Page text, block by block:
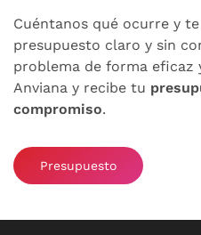
Cuéntanos qué ocurre y
presupuesto claro y sin
problema de forma eficaz
Anviana y recibe tu
compromiso.
Presupuesto